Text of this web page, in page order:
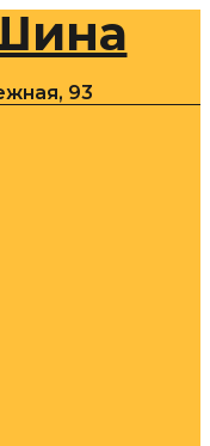
93